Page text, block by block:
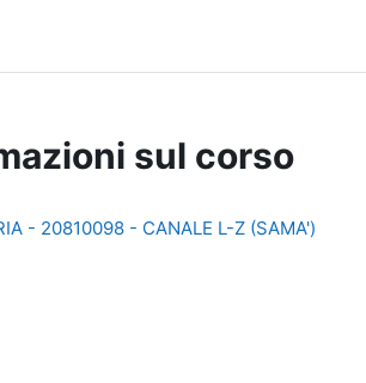
sul corso
- 20810098 - CANALE L-Z (SAMA')